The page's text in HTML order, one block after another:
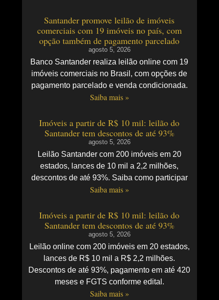
Santander promove leilão de imóveis
comerciais com 19 imóveis no país, com
opção também de pagamento parcelado
agosto 5, 2026
Banco Santander realiza leilão online com 19
imóveis comerciais no Brasil, com opções de
pagamento parcelado e venda condicionada.
Saiba mais »
Imóveis a partir de R$ 10 mil: leilão do
Santander tem descontos de até 93%
agosto 5, 2026
Leilão Santander com 200 imóveis em 20
estados, lances de 10 mil a 2,2 milhões,
descontos de até 93%. Saiba como participar
Saiba mais »
Imóveis a partir de R$ 10 mil: leilão do
Santander tem descontos de até 93%
agosto 5, 2026
Leilão online com 200 imóveis em 20 estados,
lances de R$ 10 mil a R$ 2,2 milhões.
Descontos de até 93%, pagamento em até 420
meses e FGTS conforme edital.
Saiba mais »